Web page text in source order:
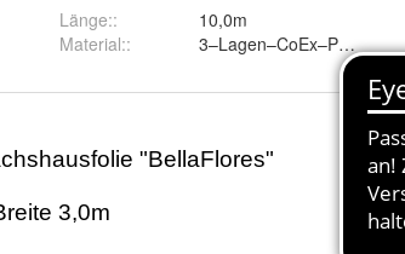
Länge::
10,0m
Material::